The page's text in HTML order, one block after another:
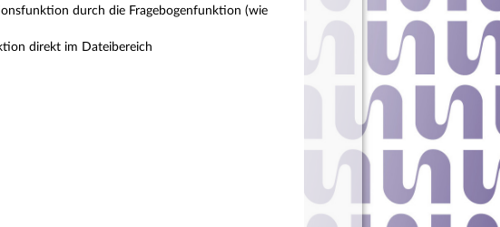
durch die Fragebogenfunktion (wie
direkt im Dateibereich